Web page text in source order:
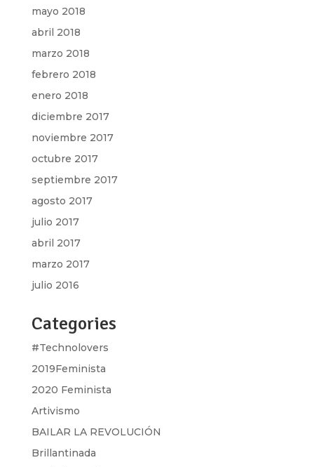
mayo 2018
abril 2018
marzo 2018
febrero 2018
enero 2018
diciembre 2017
noviembre 2017
octubre 2017
septiembre 2017
agosto 2017
julio 2017
abril 2017
marzo 2017
julio 2016
Categories
#Technolovers
2019Feminista
2020 Feminista
Artivismo
BAILAR LA REVOLUCIÓN
Brillantinada